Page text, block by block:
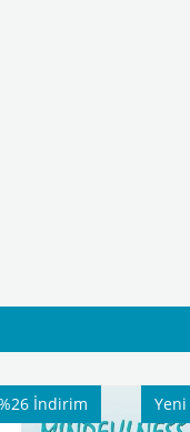
%25 İndirim